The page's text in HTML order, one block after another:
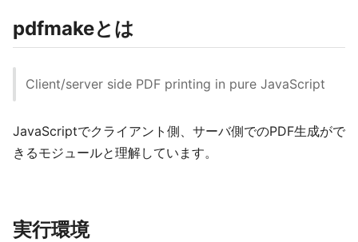
pdfmakeとは
Client/server side PDF printing in pure JavaScript
JavaScriptでクライアント側、サーバ側でのPDF生成がで
きるモジュールと理解しています。
実行環境